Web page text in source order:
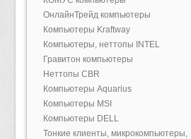
ОнлайнТрейд компьютеры
Компьютеры Kraftway
Компьютеры, неттопы INTEL
Гравитон компьютеры
Неттопы CBR
Компьютеры Aquarius
Компьютеры MSI
Компьютеры DELL
Тонкие клиенты, микрокомпьютеры,